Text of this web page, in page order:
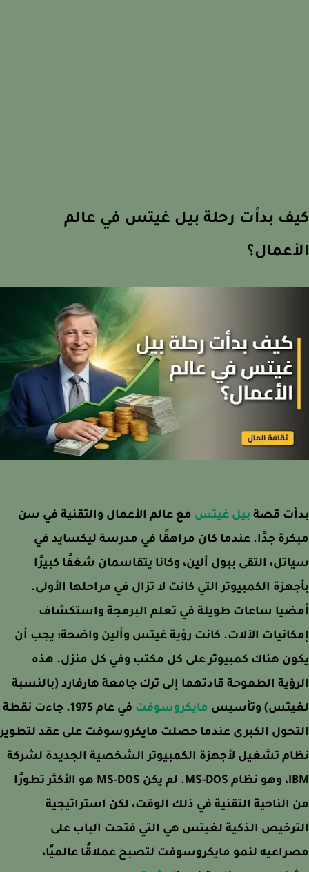
بدأت رحلة بيل غيتس في عالم
قصةبيل غيتسمع عالم الأعمال والتقنية في سن
جدًا. عندما كان مراهقًا في مدرسة ليكسايد في
التقى ببول ألين، وكانا يتقاسمان شغفًا كبيرًا
الكمبيوتر التي كانت لا تزال في مراحلها الأولى.
ساعات طويلة في تعلم البرمجة واستكشاف
الآلات. كانت رؤية غيتس وألين واضحة: يجب أن
هناك كمبيوتر على كل مكتب وفي كل منزل. هذه
الطموحة قادتهما إلى ترك جامعة هارفارد (بالنسبة
وتأسيسمايكروسوفت
في عام 1975. جاءت نقطة
الكبرى عندما حصلت مايكروسوفت على عقد لتطوير
تشغيل لأجهزة الكمبيوتر الشخصية الجديدة لشركة
IBM، وهو نظام MS-DOS. لم يكن MS-DOS هو الأكثر تطورًا
الناحية التقنية في ذلك الوقت، لكن استراتيجية
الذكية لغيتس هي التي فتحت الباب على
لنمو مايكروسوفت لتصبح عملاقًا عالميًا،